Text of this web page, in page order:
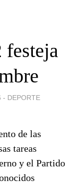
festeja
- DEPORTE
de las
tareas
y el Partido